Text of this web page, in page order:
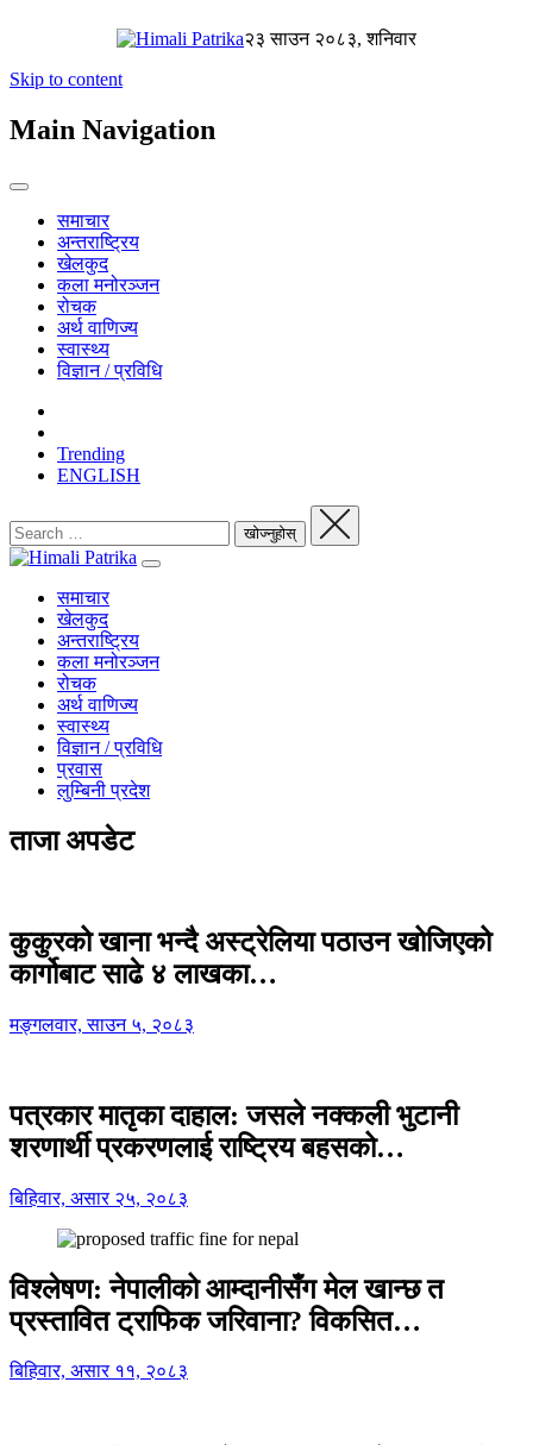
२३ साउन २०८३, शनिवार
Skip to content
Main Navigation
समाचार
अन्तराष्ट्रिय
खेलकुद
कला मनोरञ्जन
रोचक
अर्थ वाणिज्य
स्वास्थ्य
विज्ञान / प्रविधि
Trending
ENGLISH
समाचार
खेलकुद
अन्तराष्ट्रिय
कला मनोरञ्जन
रोचक
अर्थ वाणिज्य
स्वास्थ्य
विज्ञान / प्रविधि
प्रवास
लुम्बिनी प्रदेश
ताजा अपडेट
कुकुरको खाना भन्दै अस्ट्रेलिया पठाउन खोजिएको
कार्गोबाट साढे ४ लाखका…
मङ्गलवार, साउन ५, २०८३
पत्रकार मातृका दाहाल: जसले नक्कली भुटानी
शरणार्थी प्रकरणलाई राष्ट्रिय बहसको…
बिहिवार, असार २५, २०८३
विश्लेषण: नेपालीको आम्दानीसँग मेल खान्छ त
प्रस्तावित ट्राफिक जरिवाना? विकसित…
बिहिवार, असार ११, २०८३